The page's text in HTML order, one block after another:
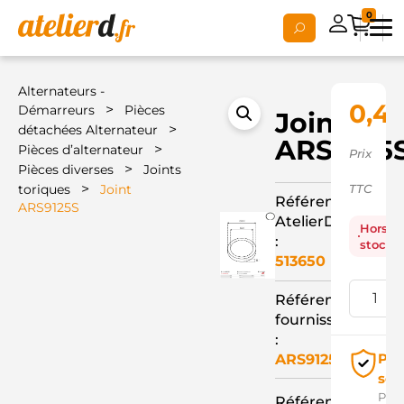
0
Alternateurs -
Démarreurs
>
Pièces
détachées Alternateur
>
Pièces d’alternateur >
Pièces diverses >
Joints
toriques
>
Joint
ARS9125S
Joint
Référence
AtelierD
:
513650
Référence
fournisseur
:
ARS9125S
0,42
Prix
TTC
Hors
stock